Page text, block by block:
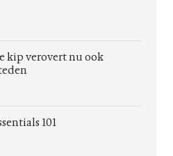
kip verovert nu ook
101